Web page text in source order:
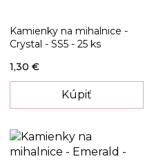
Kamienky na mihalnice -
Crystal - SS5 - 25 ks
1,30 €
Kúpiť